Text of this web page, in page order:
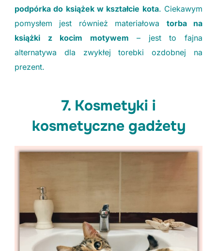
podpórka do książek w kształcie kota. Ciekawym
pomysłem jest również materiałowa torba na
książki z kocim motywem – jest to fajna
alternatywa dla zwykłej torebki ozdobnej na
prezent.
7. Kosmetyki i
kosmetyczne gadżety